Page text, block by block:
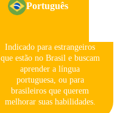
Português
Indicado para estrangeiros
que estão no Brasil e buscam
aprender a língua
portuguesa, ou para
brasileiros que querem
melhorar suas habilidades.